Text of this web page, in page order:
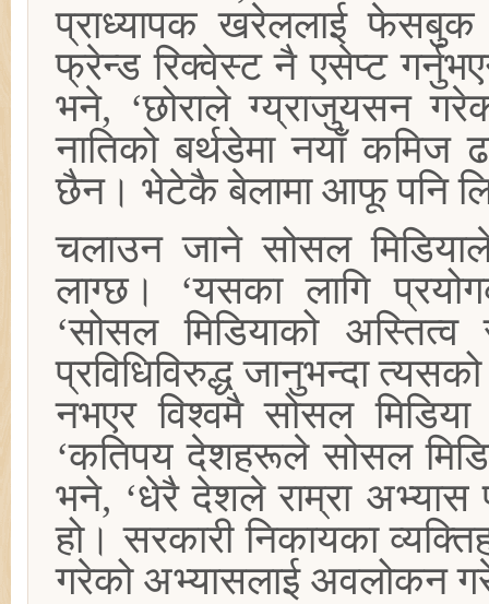
प्राध्यापक खरेललाई फेसबुक
फ्रेन्ड रिक्वेस्ट नै एसेप्ट
भने, ‘छोराले ग्य्राजुयसन
नातिको बर्थडेमा नयाँ कमिज
छैन। भेटेकै बेलामा आफू पनि
चलाउन जाने सोसल
लाग्छ। ‘यसका लागि
‘सोसल मिडियाको
प्रविधिविरुद्ध जानुभन्दा
नभएर विश्वमै सोसल
‘कतिपय देशहरूले सोसल
भने, ‘धेरै देशले राम्रा
हो। सरकारी निकायका
गरेको अभ्यासलाई अवलोकन